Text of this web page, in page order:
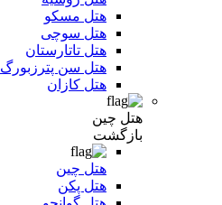
هتل مسکو
هتل سوچی
هتل تاتارستان
هتل سن پترزبورگ
هتل کازان
هتل چین
بازگشت
هتل چین
هتل پکن